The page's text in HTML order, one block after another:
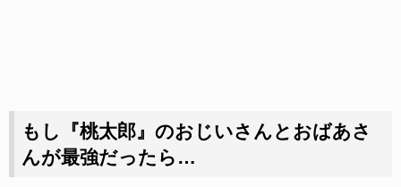
もし『桃太郎』のおじいさんとおばあさ
んが最強だったら…